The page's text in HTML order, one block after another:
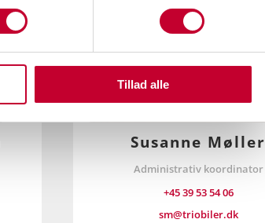
Tillad alle
Susanne Møller
Administrativ koordinator
+45 39 53 54 06
sm@triobiler.dk